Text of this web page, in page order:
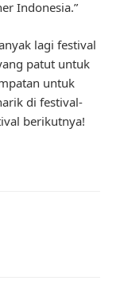
Indonesia.”
lagi festival
patut untuk
untuk
di festival-
berikutnya!